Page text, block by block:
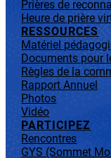
Prières de
Heure de prière
RESSOURCES
Matériel
Documents pour
Règles de la
Rapport Annuel
Photos
Vidéo
PARTICIPEZ
Rencontres
GYS (Sommet